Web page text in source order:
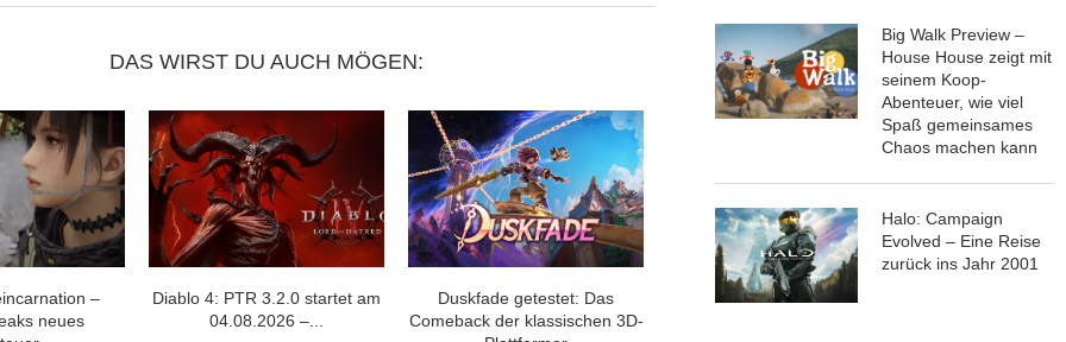
DAS WIRST DU AUCH MÖGEN:
–
neues
Diablo 4: PTR 3.2.0 startet am
04.08.2026 –...
Duskfade getestet: Das
Comeback der klassischen 3D-
Mein eigener großartiger
Big Walk Preview –
House House zeigt mit
seinem Koop-
Abenteuer, wie viel
Spaß gemeinsames
Chaos machen kann
Halo: Campaign
Evolved – Eine Reise
zurück ins Jahr 2001